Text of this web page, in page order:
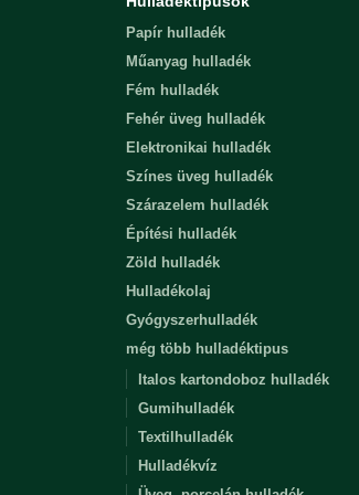
Papír hulladék
Műanyag hulladék
Fém hulladék
Fehér üveg hulladék
Elektronikai hulladék
Színes üveg hulladék
Szárazelem hulladék
Építési hulladék
Zöld hulladék
Hulladékolaj
Gyógyszerhulladék
még több hulladéktipus
Italos kartondoboz hulladék
Gumihulladék
Textilhulladék
Hulladékvíz